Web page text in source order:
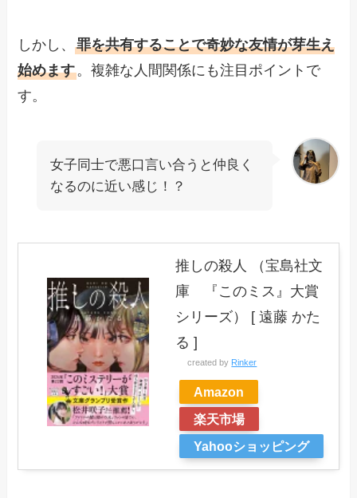
しかし、罪を共有することで奇妙な友情が芽生え
始めます。複雑な人間関係にも注目ポイントで
す。
女子同士で悪口言い合うと仲良く
なるのに近い感じ！？
推しの殺人 （宝島社文
庫 『このミス』大賞
シリーズ） [ 遠藤 かた
る ]
created by Rinker
Amazon
楽天市場
Yahooショッピング